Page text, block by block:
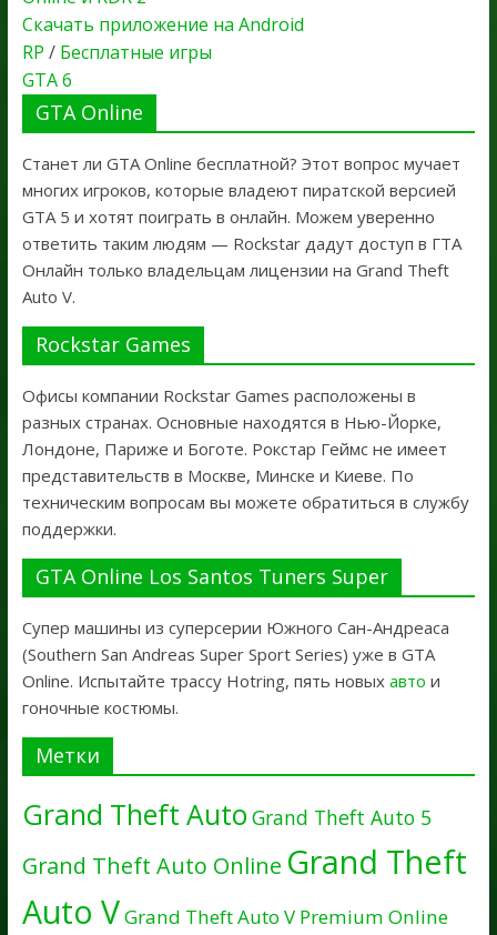
Скачать приложение на Android
RP / Бесплатные игры
GTA 6
GTA Online
Станет ли GTA Online бесплатной? Этот вопрос мучает
многих игроков, которые владеют пиратской версией
GTA 5 и хотят поиграть в онлайн. Можем уверенно
ответить таким людям — Rockstar дадут доступ в ГТА
Онлайн только владельцам лицензии на Grand Theft
Auto V.
Rockstar Games
Офисы компании Rockstar Games расположены в
разных странах. Основные находятся в Нью-Йорке,
Лондоне, Париже и Боготе. Рокстар Геймс не имеет
представительств в Москве, Минске и Киеве. По
техническим вопросам вы можете обратиться в службу
поддержки.
GTA Online Los Santos Tuners Super
Супер машины из суперсерии Южного Сан-Андреаса
(Southern San Andreas Super Sport Series) уже в GTA
Online. Испытайте трассу Hotring, пять новых авто и
гоночные костюмы.
Метки
Grand Theft Auto Grand Theft Auto 5
Grand Theft Auto Online Grand Theft
Auto VGrand Theft Auto V Premium Online